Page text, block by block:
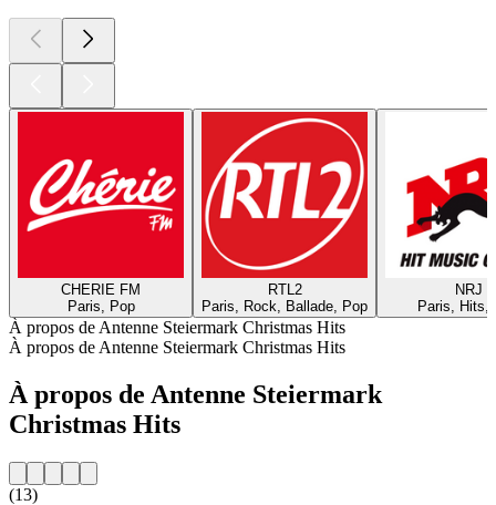
CHERIE FM
Paris, Pop
RTL2
Paris, Rock, Ballade, Pop
NRJ
Paris, Hits,
À propos de Antenne Steiermark Christmas Hits
À propos de Antenne Steiermark Christmas Hits
À propos de Antenne Steiermark
Christmas Hits
(13)